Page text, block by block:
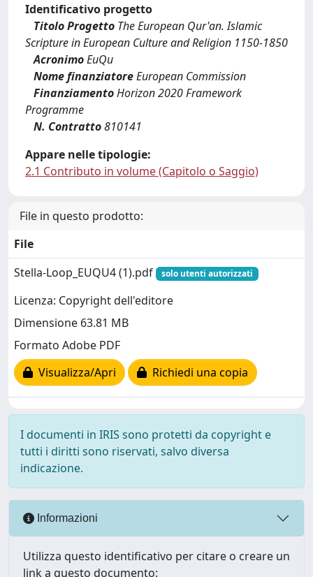
Identificativo progetto
Titolo Progetto The European Qur'an. Islamic
Scripture in European Culture and Religion 1150-1850
AcronimoEuQu
Nome finanziatoreEuropean Commission
FinanziamentoHorizon 2020 Framework
Programme
N. Contratto810141
Appare nelle tipologie:
2.1 Contributo in volume (Capitolo o Saggio)
File in questo prodotto:
File
Stella-Loop_EUQU4 (1).pdf
solo utenti autorizzati
Licenza: Copyright dell'editore
Dimensione 63.81 MB
Formato Adobe PDF
Visualizza/Apri
Richiedi una copia
I documenti in IRIS sono protetti da copyright e
tutti i diritti sono riservati, salvo diversa
indicazione.
Informazioni
Utilizza questo identificativo per citare o creare un
link a questo documento: